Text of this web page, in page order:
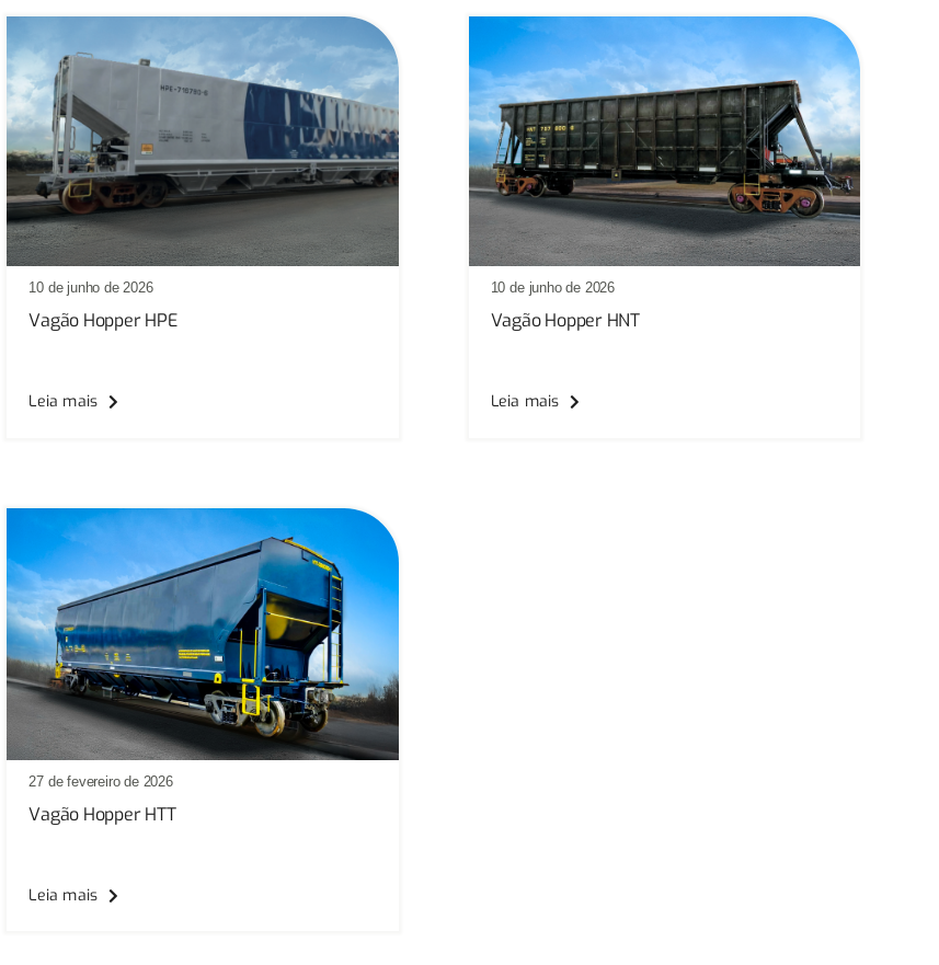
10 de junho de 2026
Vagão Hopper HPE
Leia mais
10 de junho de 2026
Vagão Hopper HNT
Leia mais
27 de fevereiro de 2026
Vagão Hopper HTT
Leia mais